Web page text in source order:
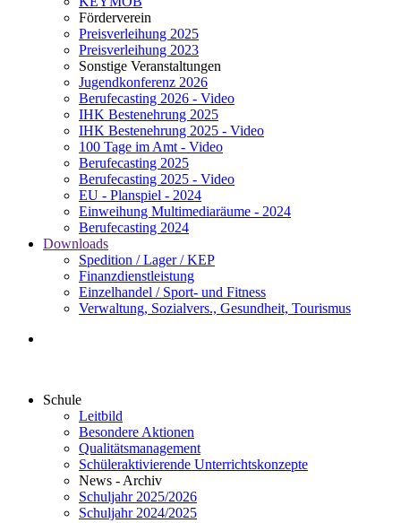
Förderverein
Preisverleihung 2025
Preisverleihung 2023
Sonstige Veranstaltungen
Jugendkonferenz 2026
Berufecasting 2026 - Video
IHK Bestenehrung 2025
IHK Bestenehrung 2025 - Video
100 Tage im Amt - Video
Berufecasting 2025
Berufecasting 2025 - Video
EU - Planspiel - 2024
Einweihung Multimediaräume - 2024
Berufecasting 2024
Downloads
Spedition / Lager / KEP
Finanzdienstleistung
Einzelhandel / Sport- und Fitness
Verwaltung, Sozialvers., Gesundheit, Tourismus
Schule
Leitbild
Besondere Aktionen
Qualitätsmanagement
Schüleraktivierende Unterrichtskonzepte
News - Archiv
Schuljahr 2025/2026
Schuljahr 2024/2025